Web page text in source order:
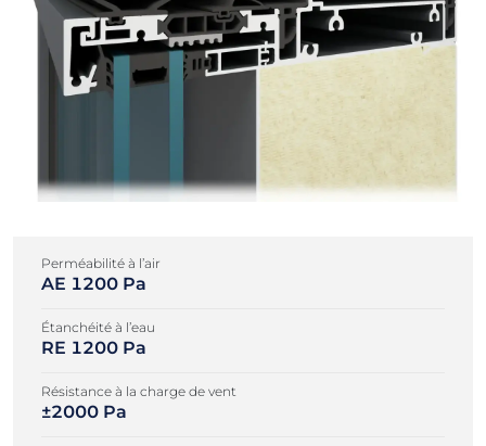
Perméabilité à l’air
AE 1200 Pa
Étanchéité à l’eau
RE 1200 Pa
Résistance à la charge de vent
±2000 Pa